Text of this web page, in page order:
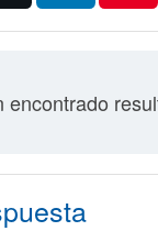
encontrado